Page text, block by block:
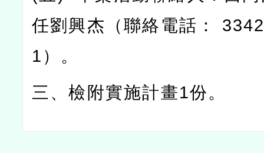
任劉興杰（聯絡電話：
1 ）。
三、檢附實施計畫1份。